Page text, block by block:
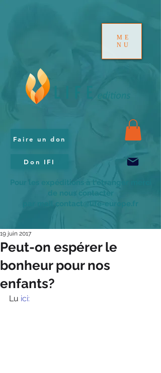
ME
NU
Faire un don
Don IFI
Pour les expéditions à l'étranger merci
de nous contacter
par mail contact@life-europe.fr
Peut-on espérer le
bonheur pour nos
enfants?
19 juin 2017
Lu ici: